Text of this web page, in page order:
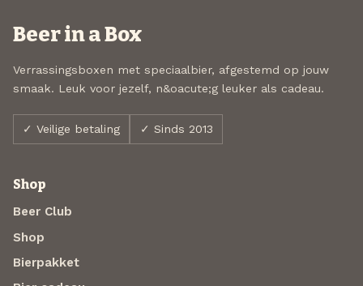
Beer in a Box
Verrassingsboxen met speciaalbier, afgestemd op jouw
smaak. Leuk voor jezelf, n&oacute;g leuker als cadeau.
✓ Veilige betaling ✓ Sinds 2013
Shop
Beer Club
Shop
Bierpakket